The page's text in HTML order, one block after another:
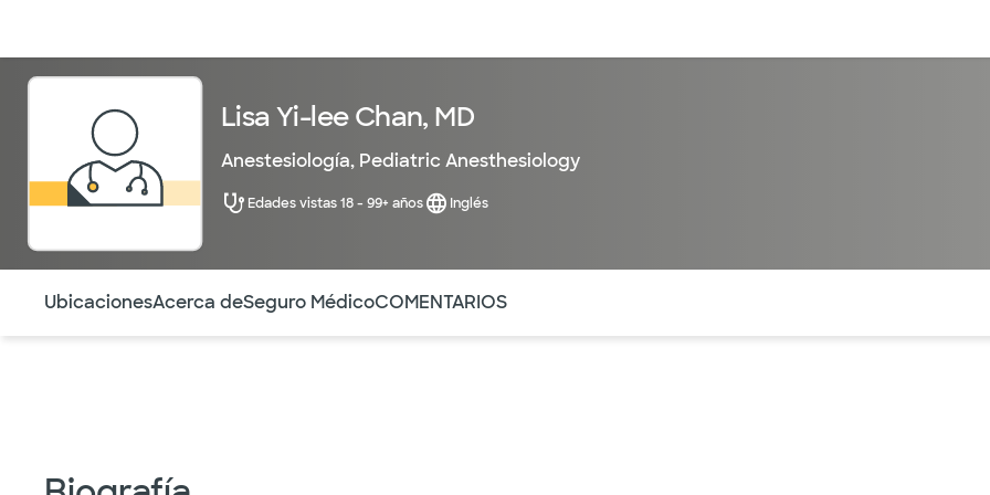
Lisa Yi-lee Chan, MD
Anestesiología, Pediatric Anesthesiology
Edades vistas 18 - 99+ años Inglés
UbicacionesAcerca deSeguro MédicoCOMENTARIOS